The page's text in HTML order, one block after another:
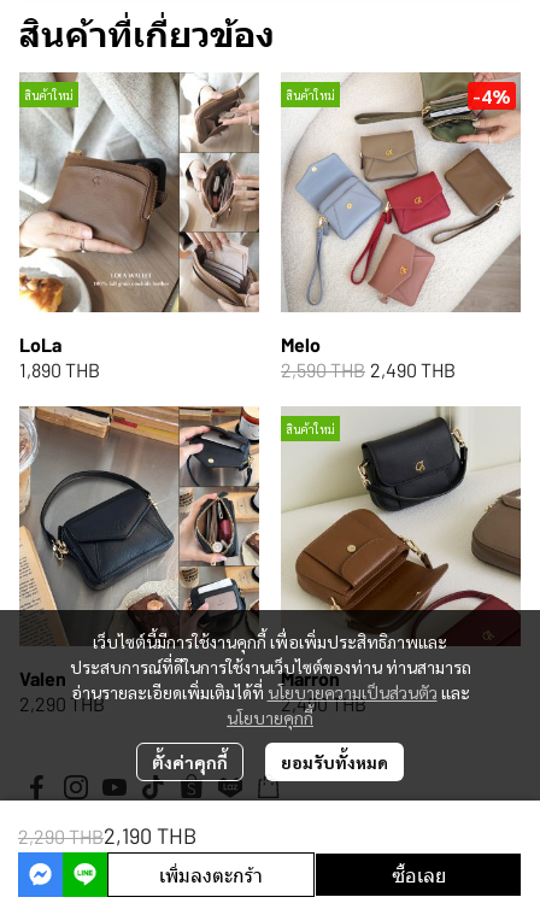
สินค้าที่เกี่ยวข้อง
สินค้าใหม่
LoLa
1,890 THB
สินค้าใหม่ -4%
Melo
2,590 THB 2,490 THB
Valen
2,290 THB
สินค้าใหม่
Marron
2,490 THB
2,290 THB2,190 THB
เพิ่มลงตะกร้า ซื้อเลย
เว็บไซต์นี้มีการใช้งานคุกกี้ เพื่อเพิ่มประสิทธิภาพและ
ประสบการณ์ที่ดีในการใช้งานเว็บไซต์ของท่าน ท่านสามารถ
อ่านรายละเอียดเพิ่มเติมได้ที่ นโยบายความเป็นส่วนตัว และ
นโยบายคุกกี้
ตั้งค่าคุกกี้ ยอมรับทั้งหมด
Copyright 2026 | All Rights Reserved | Powered by MWE